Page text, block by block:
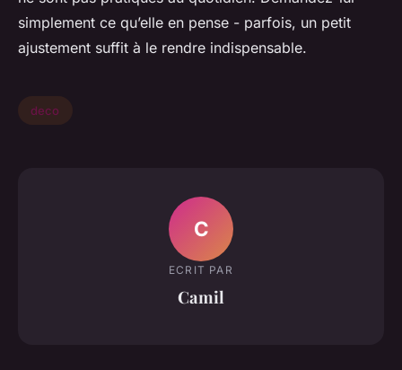
simplement ce qu’elle en pense - parfois, un petit
ajustement suffit à le rendre indispensable.
deco
C
ECRIT PAR
Camil